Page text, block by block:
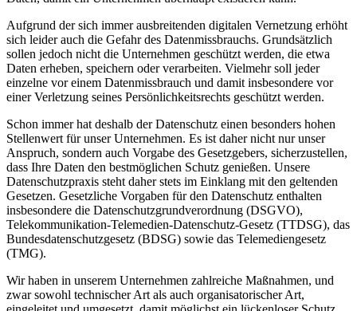
Aufgrund der sich immer ausbreitenden digitalen Vernetzung erhöht
sich leider auch die Gefahr des Datenmissbrauchs. Grundsätzlich
sollen jedoch nicht die Unternehmen geschützt werden, die etwa
Daten erheben, speichern oder verarbeiten. Vielmehr soll jeder
einzelne vor einem Datenmissbrauch und damit insbesondere vor
einer Verletzung seines Persönlichkeitsrechts geschützt werden.
Schon immer hat deshalb der Datenschutz einen besonders hohen
Stellenwert für unser Unternehmen. Es ist daher nicht nur unser
Anspruch, sondern auch Vorgabe des Gesetzgebers, sicherzustellen,
dass Ihre Daten den bestmöglichen Schutz genießen. Unsere
Datenschutzpraxis steht daher stets im Einklang mit den geltenden
Gesetzen. Gesetzliche Vorgaben für den Datenschutz enthalten
insbesondere die Datenschutzgrundverordnung (DSGVO),
Telekommunikation-Telemedien-Datenschutz-Gesetz (TTDSG), das
Bundesdatenschutzgesetz (BDSG) sowie das Telemediengesetz
(TMG).
Wir haben in unserem Unternehmen zahlreiche Maßnahmen, und
zwar sowohl technischer Art als auch organisatorischer Art,